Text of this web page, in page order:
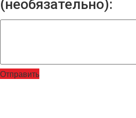
(необязательно):
Отправить